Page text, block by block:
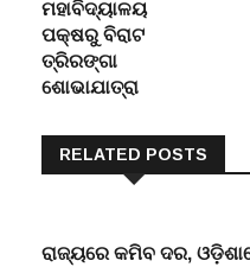
ମହାବିଦ୍ୟାଳୟ
ପକ୍ଷରୁ ବିରାଟ
ତ୍ରିରଙ୍ଗା
ଶୋଭାଯାତ୍ରା
RELATED POSTS
ରାଜ୍ୟରେ କମିବ ଦର,